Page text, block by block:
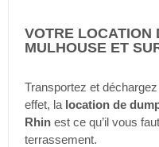
VOTRE LOCATION
MULHOUSE ET
Transportez et
effet, la location de
Rhin est ce qu’il vous
terrassement.